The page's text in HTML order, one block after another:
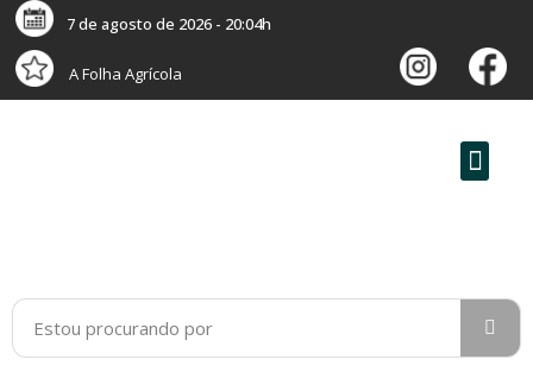
7 de agosto de 2026 - 20:04h
A Folha Agrícola